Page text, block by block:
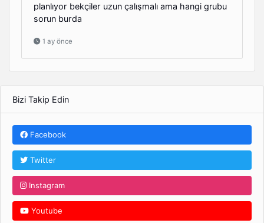
planlıyor bekçiler uzun çalışmalı ama hangi grubu
sorun burda
1 ay önce
Bizi Takip Edin
Facebook
Twitter
Instagram
Youtube